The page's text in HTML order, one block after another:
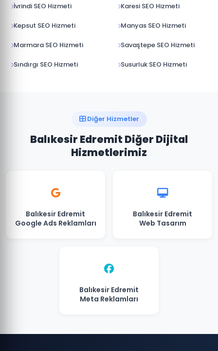
İvrindi SEO Hizmeti Karesi SEO Hizmeti
Kepsut SEO Hizmeti Manyas SEO Hizmeti
Marmara SEO Hizmeti Savaştepe SEO Hizmeti
Sındırgı SEO Hizmeti Susurluk SEO Hizmeti
Diğer Hizmetler
Balıkesir Edremit Diğer Dijital
Hizmetlerimiz
Balıkesir Edremit
Google Ads Reklamları
Balıkesir Edremit
Web Tasarım
Balıkesir Edremit
Meta Reklamları